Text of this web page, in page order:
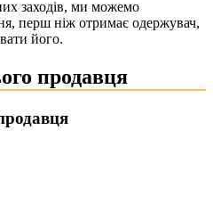
заходів, ми можемо
перш ніж отримає одержувач,
його.
продавця